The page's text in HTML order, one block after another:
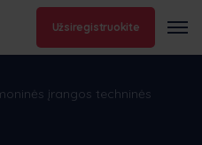
Užsiregistruokite
įrangos techninės